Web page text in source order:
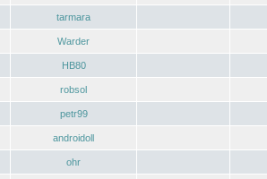
tarmara
Warder
HB80
robsol
petr99
androidoll
ohr